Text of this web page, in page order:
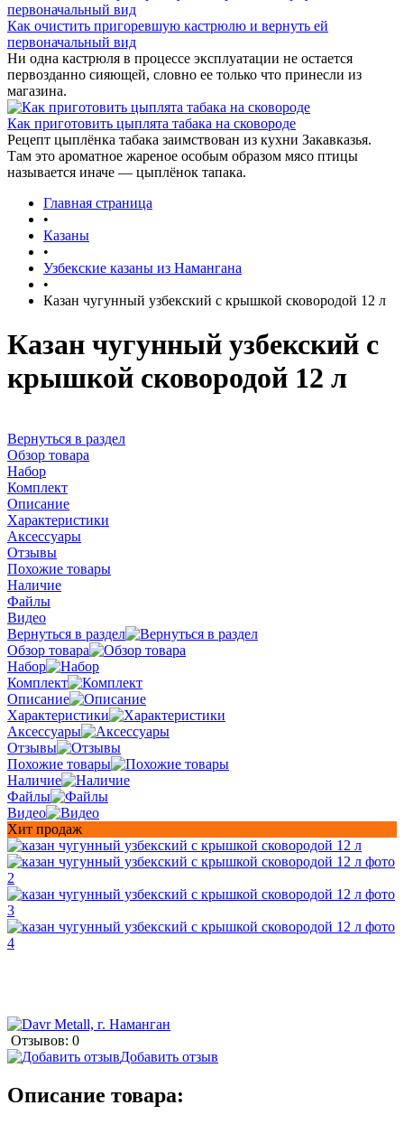
Как очистить пригоревшую кастрюлю и вернуть ей
первоначальный вид
Ни одна кастрюля в процессе эксплуатации не остается
первозданно сияющей, словно ее только что принесли из
магазина.
Как приготовить цыплята табака на сковороде
Рецепт цыплёнка табака заимствован из кухни Закавказья.
Там это ароматное жареное особым образом мясо птицы
называется иначе — цыплёнок тапака.
Главная страница
•
Казаны
•
Узбекские казаны из Намангана
•
Казан чугунный узбекский с крышкой сковородой 12 л
Казан чугунный узбекский с
крышкой сковородой 12 л
Вернуться в раздел
Обзор товара
Набор
Комплект
Описание
Характеристики
Аксессуары
Отзывы
Похожие товары
Наличие
Файлы
Видео
Вернуться в раздел
Обзор товара
Набор
Комплект
Описание
Характеристики
Аксессуары
Отзывы
Похожие товары
Наличие
Файлы
Видео
Хит продаж
Отзывов: 0
Добавить отзыв
Описание товара: